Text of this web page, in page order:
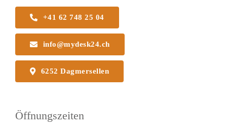
+41 62 748 25 04
info@mydesk24.ch
6252 Dagmersellen
Öffnungszeiten